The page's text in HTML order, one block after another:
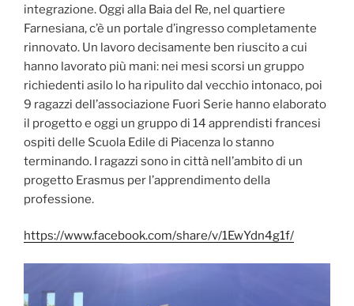
integrazione. Oggi alla Baia del Re, nel quartiere
Farnesiana, c’è un portale d’ingresso completamente
rinnovato. Un lavoro decisamente ben riuscito a cui
hanno lavorato più mani: nei mesi scorsi un gruppo
richiedenti asilo lo ha ripulito dal vecchio intonaco, poi
9 ragazzi dell’associazione Fuori Serie hanno elaborato
il progetto e oggi un gruppo di 14 apprendisti francesi
ospiti delle Scuola Edile di Piacenza lo stanno
terminando. I ragazzi sono in città nell’ambito di un
progetto Erasmus per l’apprendimento della
professione.
https://www.facebook.com/share/v/1EwYdn4g1f/